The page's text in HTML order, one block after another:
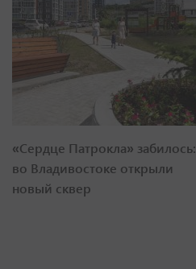
«Сердце Патрокла» забилось:
во Владивостоке открыли
новый сквер